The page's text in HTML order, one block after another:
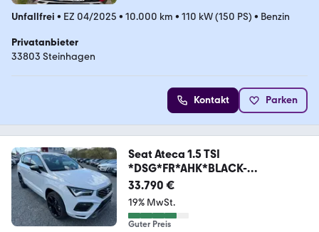
Unfallfrei • EZ 04/2025 • 10.000 km • 110 kW (150 PS) • Benzin
Privatanbieter
33803 Steinhagen
Kontakt Parken
Seat Ateca 1.5 TSI
*DSG*FR*AHK*BLACK-
EDITION*PDC+KAME
33.790 €
19% MwSt.
Guter Preis